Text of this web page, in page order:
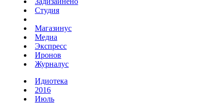
Студия
Магазинус
Медиа
Экспресс
Иронов
Журналус
Идиотека
2016
Июль